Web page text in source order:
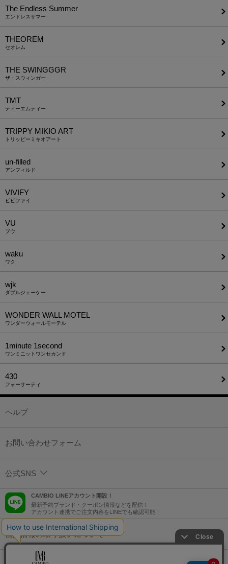
The Endless Summer
エンドレスサマー
THEOREM
セオレム
THE SWINGGGR
ザ・スウィンガー
TMT
ティーエムティー
TRIPPY MIKIO ART
トリッピーミキオアート
un-filled
アンフィルド
VIVIFY
ビビファイ
VU
ブウ
waku
ワク
wjk
ダブルジェーケー
WONDER WALL MOTEL
ワンダーウォールモーテル
1minute​ 1second
ワンミニットワンセカンド
430
フォーサーティ
ヘルプ
お問い合わせフォーム
公式SNS
CAMBIO LINEアカウント開設！
最新予約ブランド・クーポン情報などを配信！
アカウント連携でご注文内容をLINEでも確認可能！
個人情報の取り扱いについて